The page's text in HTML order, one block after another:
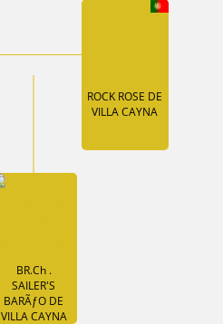
BR.Ch .
SAILER'S
BARÃƒO DE
VILLA CAYNA
ROCK ROSE DE
VILLA CAYNA